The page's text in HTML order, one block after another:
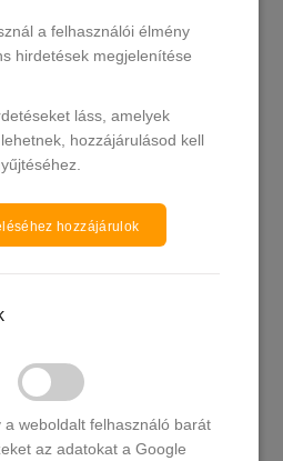
890 Ft
EzFlow műkörömépítő sablon
3 db raktáron
4.490 Ft
a felhasználói élmény
hirdetések megjelenítése
láss, amelyek
hozzájárulásod kell
hozzájárulok
weboldalt felhasználó barát
az adatokat a Google